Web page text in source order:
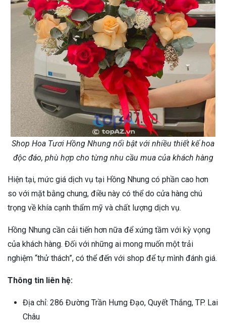
Shop Hoa Tươi Hồng Nhung nổi bật với nhiều thiết kế hoa
độc đáo, phù hợp cho từng nhu cầu mua của khách hàng
Hiện tại, mức giá dịch vụ tại Hồng Nhung có phần cao hơn
so với mặt bằng chung, điều này có thể do cửa hàng chú
trọng về khía cạnh thẩm mỹ và chất lượng dịch vụ.
Hồng Nhung cần cải tiến hơn nữa để xứng tầm với kỳ vọng
của khách hàng. Đối với những ai mong muốn một trải
nghiệm “thử thách”, có thể đến với shop để tự mình đánh giá.
Thông tin liên hệ:
Địa chỉ: 286 Đường Trần Hưng Đạo, Quyết Thắng, TP. Lai
Châu